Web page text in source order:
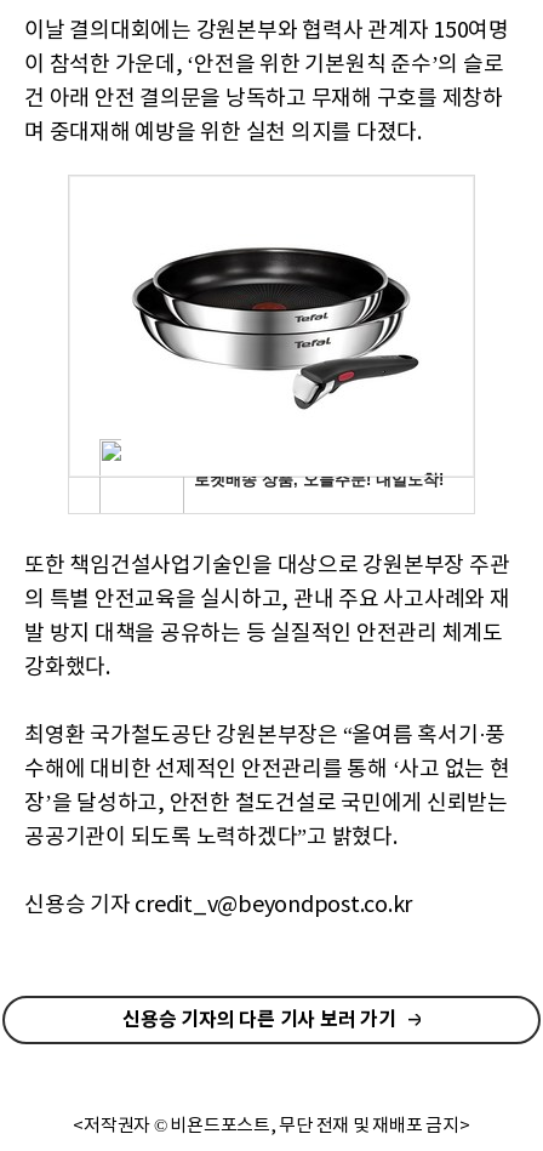
이날 결의대회에는 강원본부와 협력사 관계자 150여명
이 참석한 가운데, ‘안전을 위한 기본원칙 준수’의 슬로
건 아래 안전 결의문을 낭독하고 무재해 구호를 제창하
며 중대재해 예방을 위한 실천 의지를 다졌다.
또한 책임건설사업기술인을 대상으로 강원본부장 주관
의 특별 안전교육을 실시하고, 관내 주요 사고사례와 재
발 방지 대책을 공유하는 등 실질적인 안전관리 체계도
강화했다.
최영환 국가철도공단 강원본부장은 “올여름 혹서기·풍
수해에 대비한 선제적인 안전관리를 통해 ‘사고 없는 현
장’을 달성하고, 안전한 철도건설로 국민에게 신뢰받는
공공기관이 되도록 노력하겠다”고 밝혔다.
신용승 기자 credit_v@beyondpost.co.kr
신용승 기자의 다른 기사 보러 가기
<저작권자 © 비욘드포스트, 무단 전재 및 재배포 금지>